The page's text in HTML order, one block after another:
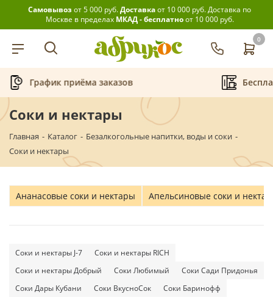
Самовывозот 5 000 руб.Доставкаот 10 000 руб.Доставка по
Москве в пределах МКАД - бесплатноот 10 000 руб.
0
График приёма заказов
Соки и нектары
Главная - Каталог - Безалкогольные напитки, воды и соки -
Соки и нектары
Ананасовые соки и нектары Апельсиновые соки и
Соки и нектары J-7
Соки и нектары RICH
Соки и нектары Добрый
Соки Любимый
Соки Сади Придонья
Соки Дары Кубани
Соки ВкусноСок
Соки Баринофф